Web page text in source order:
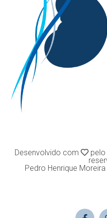
Desenvolvido com pelo
Pedro Henrique